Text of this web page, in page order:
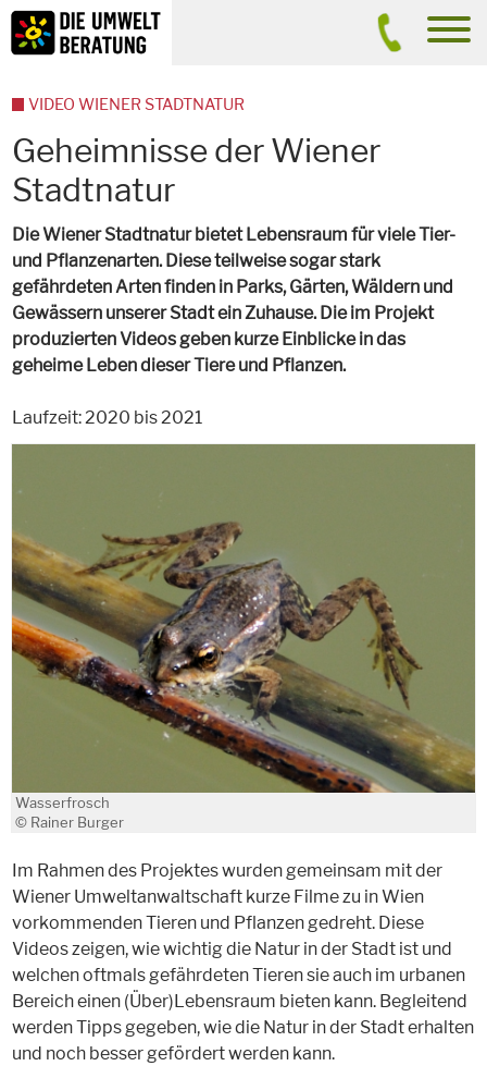
Inhalt
Suche
Geheimnisse der Wiener
Stadtnatur
Die Wiener Stadtnatur bietet Lebensraum für viele Tier-
und Pflanzenarten. Diese teilweise sogar stark
gefährdeten Arten finden in Parks, Gärten, Wäldern und
Gewässern unserer Stadt ein Zuhause. Die im Projekt
produzierten Videos geben kurze Einblicke in das
geheime Leben dieser Tiere und Pflanzen.
Laufzeit: 2020 bis 2021
Wasserfrosch
© Rainer Burger
Im Rahmen des Projektes wurden gemeinsam mit der
Wiener Umweltanwaltschaft kurze Filme zu in Wien
vorkommenden Tieren und Pflanzen gedreht. Diese
Videos zeigen, wie wichtig die Natur in der Stadt ist und
welchen oftmals gefährdeten Tieren sie auch im urbanen
Bereich einen (Über)Lebensraum bieten kann. Begleitend
werden Tipps gegeben, wie die Natur in der Stadt erhalten
und noch besser gefördert werden kann.
VIDEO WIENER STADTNATUR